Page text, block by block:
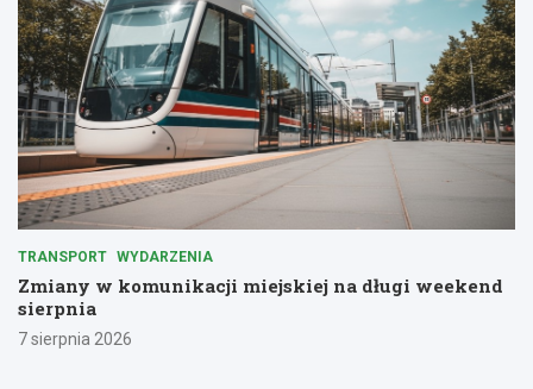
TRANSPORT WYDARZENIA
Zmiany w komunikacji miejskiej na długi weekend
sierpnia
7 sierpnia 2026